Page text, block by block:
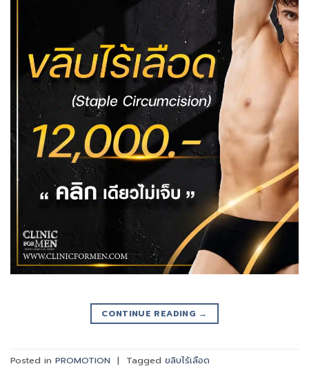
CONTINUE READING →
Posted in PROMOTION | Tagged ขลิบไร้เลือด